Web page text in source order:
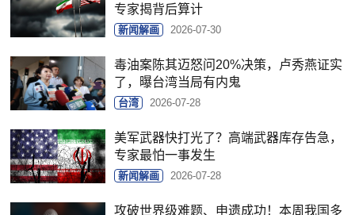
专家揭背后算计
新闻解画 2026-07-30
毒油案陈其迈怒问20%决策，卢秀燕证实
了，曝台湾当局有内鬼
台湾 2026-07-28
美军武器快打光了？高端武器库存告急，
专家最怕一事发生
新闻解画 2026-07-28
攻破世界级难题、申遗成功！本周我国多